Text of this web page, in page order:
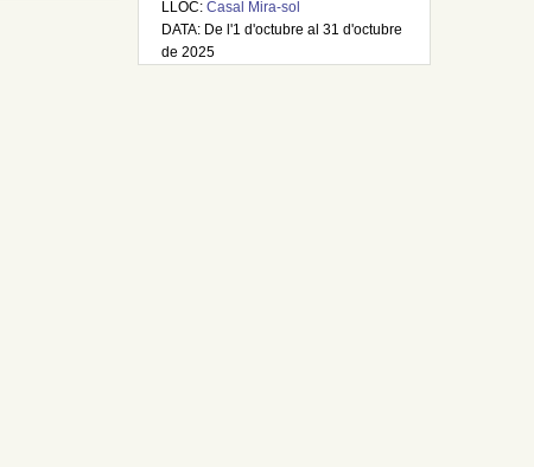
LLOC: Casal Mira-sol
DATA: De l'1 d'octubre al 31 d'octubre
de 2025